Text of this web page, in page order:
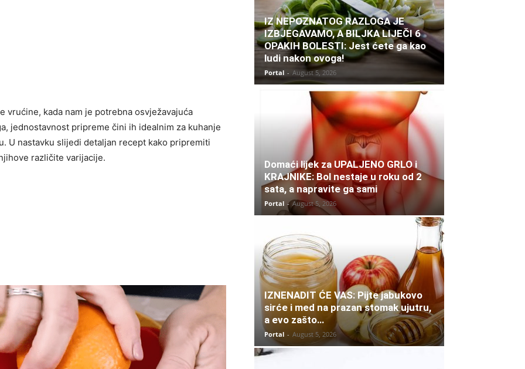
vrućine, kada nam je potrebna osvježavajuća
jednostavnost pripreme čini ih idealnim za kuhanje
U nastavku slijedi detaljan recept kako pripremiti
različite varijacije.
IZ NEPOZNATOG RAZLOGA JE
IZBJEGAVAMO, A BILJKA LIJEČI 6
OPAKIH BOLESTI: Jest ćete ga kao
ludi nakon ovoga!
Portal - August 5, 2026
Domaći lijek za UPALJENO GRLO i
KRAJNIKE: Bol nestaje u roku od 2
sata, a napravite ga sami
Portal - August 5, 2026
IZNENADIT ĆE VAS: Pijte jabukovo
sirće i med na prazan stomak ujutru,
a evo zašto…
Portal - August 5, 2026